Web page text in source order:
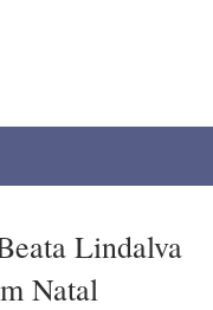
Lindalva
Natal